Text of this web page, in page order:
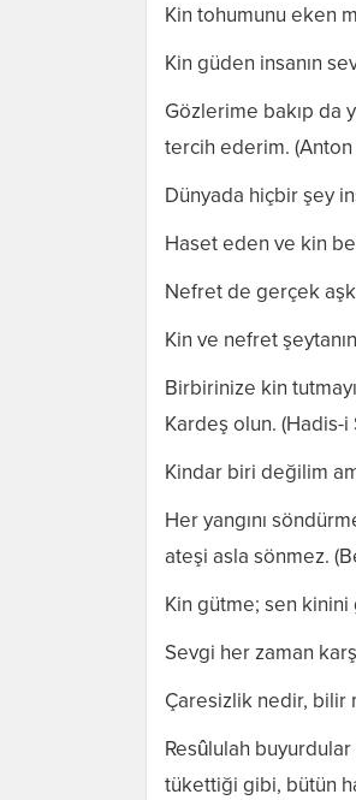
Kin tohumunu eken
Kin güden insanın
Gözlerime bakıp da
tercih ederim. (Anton
Dünyada hiçbir şey
Haset eden ve kin
Nefret de gerçek
Kin ve nefret
Birbirinize kin
Kardeş olun. (Hadis-i
Kindar biri değilim
Her yangını
ateşi asla sönmez.
Kin gütme; sen
Sevgi her zaman
Çaresizlik nedir,
Resûlulah
tükettiği gibi, bütün